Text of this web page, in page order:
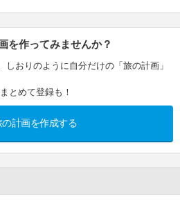
を作ってみませんか？
おりのように自分だけの「旅の計画」
とめて登録も！
の計画を作成する